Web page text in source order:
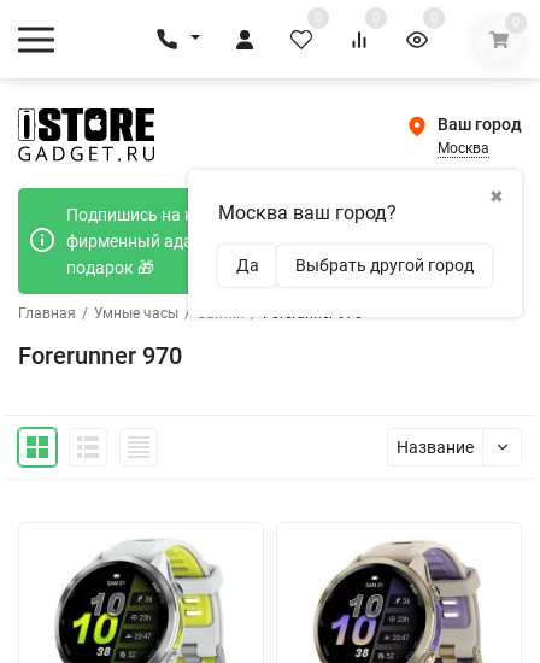
0 0 0 0
Ваш город
Москва
✖
Москва ваш город?
Да Выбрать другой город
Подпишись на наш телеграмм канал и получи
фирменный адаптер Type-C 20W при покупке в
подарок 🎁
Главная / Умные часы / Garmin / Forerunner 970
Forerunner 970
Название